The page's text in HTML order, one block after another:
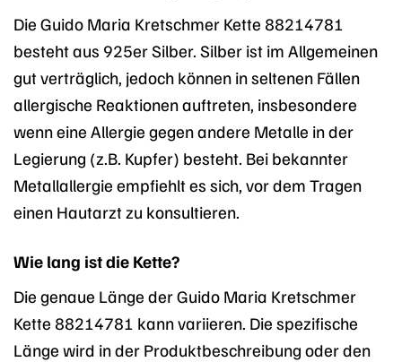
Die Guido Maria Kretschmer Kette 88214781
besteht aus 925er Silber. Silber ist im Allgemeinen
gut verträglich, jedoch können in seltenen Fällen
allergische Reaktionen auftreten, insbesondere
wenn eine Allergie gegen andere Metalle in der
Legierung (z.B. Kupfer) besteht. Bei bekannter
Metallallergie empfiehlt es sich, vor dem Tragen
einen Hautarzt zu konsultieren.
Wie lang ist die Kette?
Die genaue Länge der Guido Maria Kretschmer
Kette 88214781 kann variieren. Die spezifische
Länge wird in der Produktbeschreibung oder den